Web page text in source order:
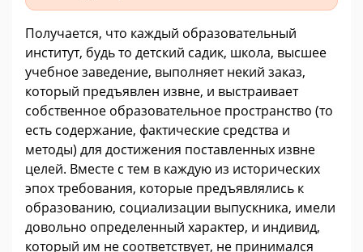
Получается, что каждый образовательный
институт, будь то детский садик, школа, высшее
учебное заведение, выполняет некий заказ,
который предъявлен извне, и выстраивает
собственное образовательное пространство (то
есть содержание, фактические средства и
методы) для достижения поставленных извне
целей. Вместе с тем в каждую из исторических
эпох требования, которые предъявлялись к
образованию, социализации выпускника, имели
довольно определенный характер, и индивид,
который им не соответствует, не принимался